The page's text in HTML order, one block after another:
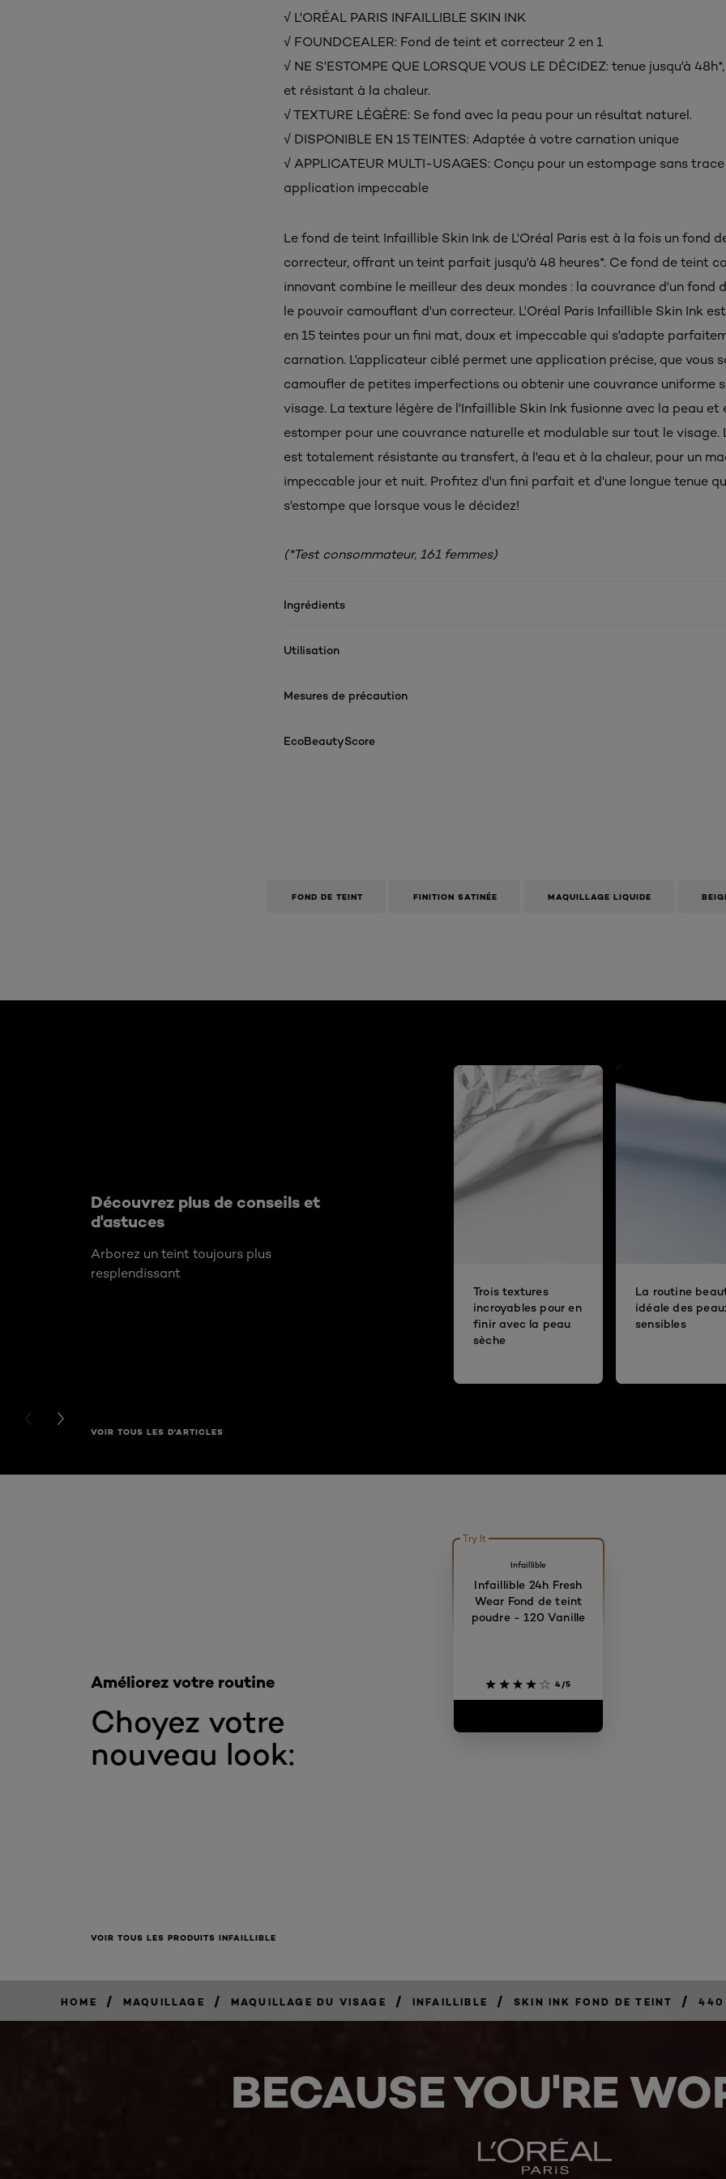
√ L'ORÉAL PARIS INFAILLIBLE SKIN INK
√ FOUNDCEALER: Fond de teint et correcteur 2 en 1
√ NE S'ESTOMPE QUE LORSQUE VOUS LE DÉCIDEZ: tenue jusqu'à
et résistant à la chaleur.
√ TEXTURE LÉGÈRE: Se fond avec la peau pour un résultat naturel.
√ DISPONIBLE EN 15 TEINTES: Adaptée à votre carnation unique
√ APPLICATEUR MULTI-USAGES: Conçu pour un estompage sans
application impeccable
Le fond de teint Infaillible Skin Ink de L'Oréal Paris est à la fois un fond
correcteur, offrant un teint parfait jusqu'à 48 heures*. Ce fond de teint
innovant combine le meilleur des deux mondes : la couvrance d'un fond
le pouvoir camouflant d'un correcteur. L'Oréal Paris Infaillible Skin Ink
en 15 teintes pour un fini mat, doux et impeccable qui s'adapte
carnation. L'applicateur ciblé permet une application précise, que vous
camoufler de petites imperfections ou obtenir une couvrance uniforme
visage. La texture légère de l'Infaillible Skin Ink fusionne avec la peau et
estomper pour une couvrance naturelle et modulable sur tout le visage.
est totalement résistante au transfert, à l'eau et à la chaleur, pour un
impeccable jour et nuit. Profitez d'un fini parfait et d'une longue tenue
s'estompe que lorsque vous le décidez!
(*Test consommateur, 161 femmes)
Ingrédients
Utilisation
Mesures de précaution
EcoBeautyScore
FOND DE TEINT FINITION SATINÉE MAQUILLAGE LIQUIDE
Découvrez plus de conseils et
d'astuces
Arborez un teint toujours plus
resplendissant
Trois textures
incroyables pour en
finir avec la peau
sèche
La routine
idéale des
sensibles
PREVIOUS CARD
NEXT CARD
VOIR TOUS LES D'ARTICLES
Choyez votre
nouveau look:
Améliorez votre routine
Try It
Infaillible
Infaillible 24h Fresh
Wear Fond de teint
poudre - 120 Vanille
4/5
VOIR TOUS LES PRODUITS INFAILLIBLE
HOME / MAQUILLAGE / MAQUILLAGE DU VISAGE / INFAILLIBLE / SKIN INK FOND DE TEINT / 440
BECAUSE YOU'RE